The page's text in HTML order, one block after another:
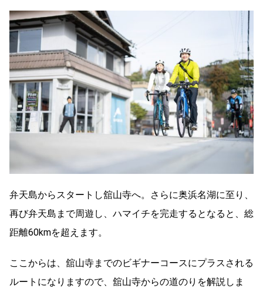
弁天島からスタートし舘山寺へ。さらに奥浜名湖に至り、
再び弁天島まで周遊し、ハマイチを完走するとなると、総
距離60kmを超えます。
ここからは、舘山寺までのビギナーコースにプラスされる
ルートになりますので、舘山寺からの道のりを解説しま